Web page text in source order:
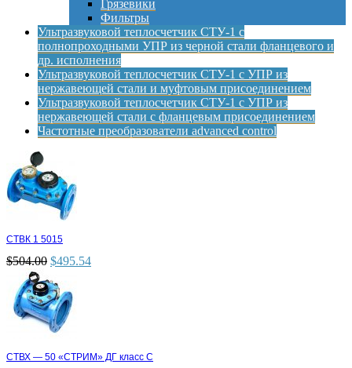
Грязевики
Фильтры
Ультразвуковой теплосчетчик СТУ-1 с
полнопроходными УПР из черной стали фланцевого и
др. исполнения
Ультразвуковой теплосчетчик СТУ-1 с УПР из
нержавеющей стали и муфтовым присоединением
Ультразвуковой теплосчетчик СТУ-1 с УПР из
нержавеющей стали с фланцевым присоединением
Частотные преобразователи advanced control
СТВК 1 5015
$504.00 $495.54
СТВХ — 50 «СТРИМ» ДГ класс С